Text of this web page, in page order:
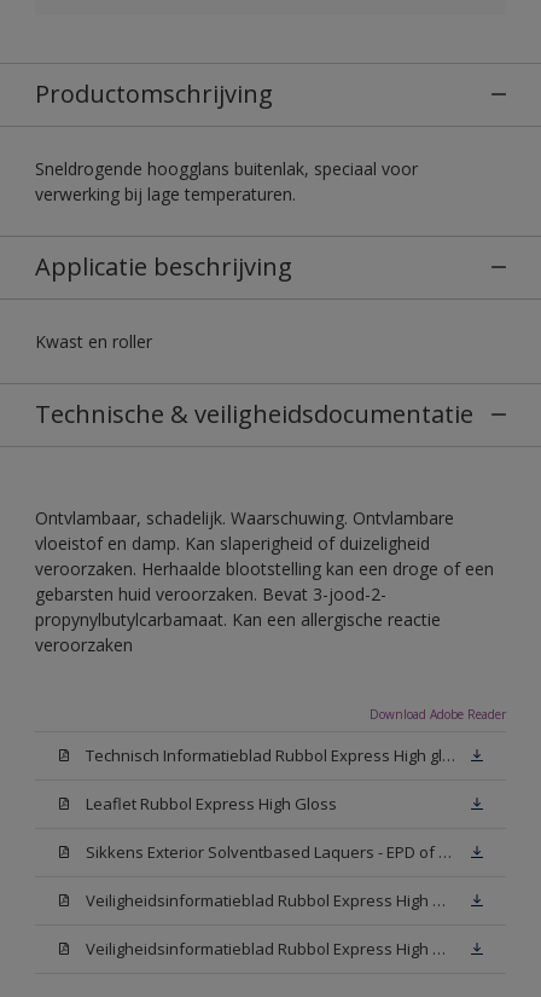
Productomschrijving
Sneldrogende hoogglans buitenlak, speciaal voor
verwerking bij lage temperaturen.
Applicatie beschrijving
Kwast en roller
Technische & veiligheidsdocumentatie
Ontvlambaar, schadelijk. Waarschuwing. Ontvlambare
vloeistof en damp. Kan slaperigheid of duizeligheid
veroorzaken. Herhaalde blootstelling kan een droge of een
gebarsten huid veroorzaken. Bevat 3-jood-2-
propynylbutylcarbamaat. Kan een allergische reactie
veroorzaken
Download Adobe Reader
Technisch Informatieblad Rubbol Express High gloss (New Livery) (PDF)
Leaflet Rubbol Express High Gloss
Sikkens Exterior Solventbased Laquers - EPD of Milieuproductverklaring
Veiligheidsinformatieblad Rubbol Express High Gloss W05 (MSDS)
Veiligheidsinformatieblad Rubbol Express High Gloss N00 (MSDS)